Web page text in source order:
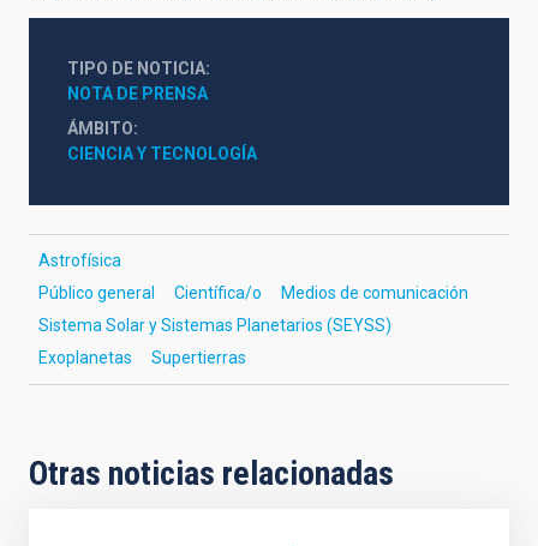
TIPO DE NOTICIA
NOTA DE PRENSA
ÁMBITO
CIENCIA Y TECNOLOGÍA
Astrofísica
Público general
Científica/o
Medios de comunicación
Sistema Solar y Sistemas Planetarios (SEYSS)
Exoplanetas
Supertierras
Otras noticias relacionadas